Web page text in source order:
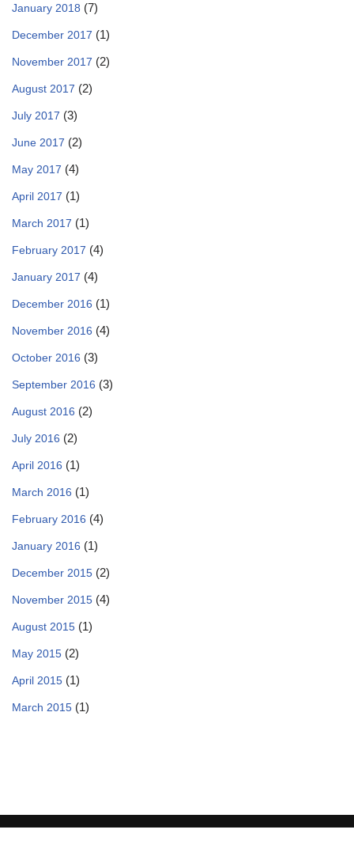
January 2018 (7)
December 2017 (1)
November 2017 (2)
August 2017 (2)
July 2017 (3)
June 2017 (2)
May 2017 (4)
April 2017 (1)
March 2017 (1)
February 2017 (4)
January 2017 (4)
December 2016 (1)
November 2016 (4)
October 2016 (3)
September 2016 (3)
August 2016 (2)
July 2016 (2)
April 2016 (1)
March 2016 (1)
February 2016 (4)
January 2016 (1)
December 2015 (2)
November 2015 (4)
August 2015 (1)
May 2015 (2)
April 2015 (1)
March 2015 (1)